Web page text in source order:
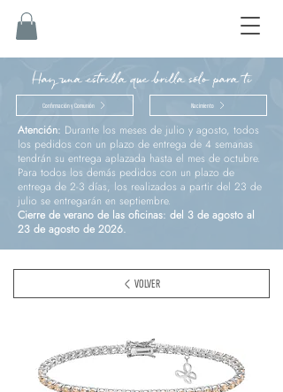
Hay una estrella que brilla sólo para ti
Confirmación y Comunión Nacimiento
Atención: Durante los meses de julio y agosto, todos
los pedidos con un plazo de entrega de 4 semanas
tendrán su entrega aplazada hasta el mes de octubre.
Para todos los demás pedidos con un plazo de
entrega de 2-3 días, los realizados a partir del 23 de
julio se entregarán en septiembre.
Cierre de verano de las oficinas: del 3 de agosto al
23 de agosto de 2026.
VOLVER